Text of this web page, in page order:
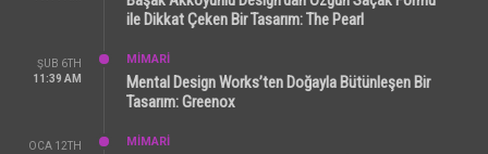
ile Dikkat Çeken Bir Tasarım: The Pearl
ŞUB 6TH
11:39 AM
MİMARİ
Mental Design Works’ten Doğayla Bütünleşen Bir
Tasarım: Greenox
OCA 12TH
MİMARİ